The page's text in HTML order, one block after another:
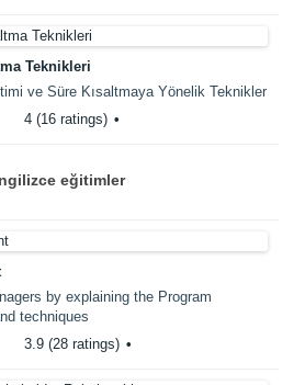
Teknikleri
ve Süre Kısaltmaya Yönelik Teknikler
4 (16 ratings)
eğitimler
by explaining the Program
techniques
3.9 (28 ratings)